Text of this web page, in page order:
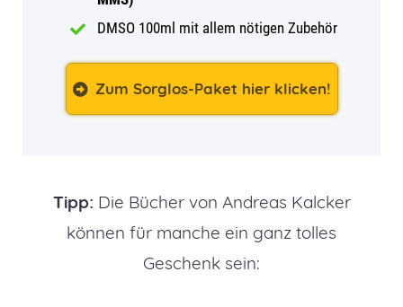
DMSO 100ml mit allem nötigen Zubehör
Zum Sorglos-Paket hier klicken!
Tipp: Die Bücher von Andreas Kalcker
können für manche ein ganz tolles
Geschenk sein: